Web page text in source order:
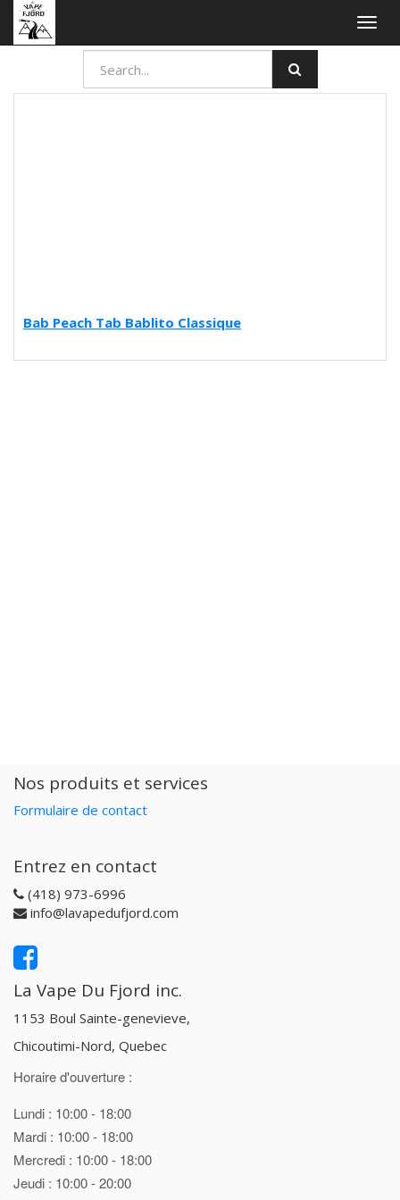
Bab Peach Tab Bablito Classique
Nos produits et services
Formulaire de contact
Entrez en contact
(418) 973-6996
info@lavapedufjord.com
La Vape Du Fjord inc.
1153 Boul Sainte-genevieve,
Chicoutimi-Nord, Quebec
Horaire d'ouverture :
Lundi : 10:00 - 18:00
Mardi : 10:00 - 18:00
Mercredi : 10:00 - 18:00
Jeudi : 10:00 - 20:00